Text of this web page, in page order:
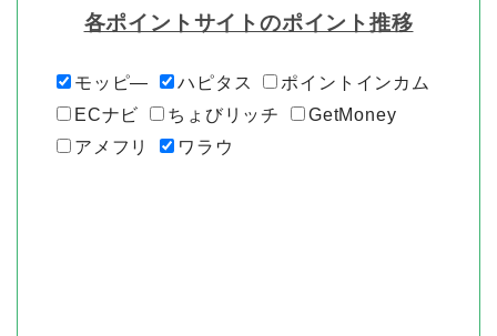
各ポイントサイトのポイント推移
モッピ― ハピタス
ポイントインカム
ECナビ
ちょびリッチ
GetMoney
アメフリ
ワラウ